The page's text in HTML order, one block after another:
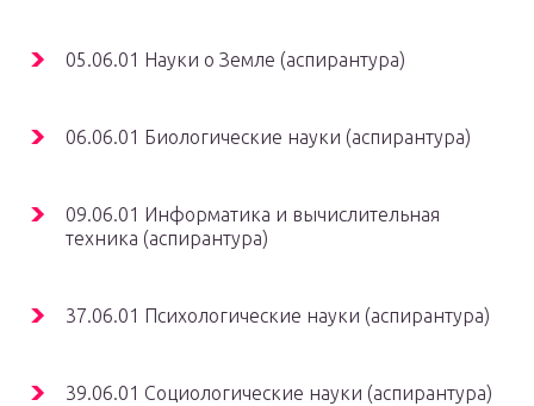
05.06.01 Науки о Земле (аспирантура)
06.06.01 Биологические науки (аспирантура)
09.06.01 Информатика и вычислительная
техника (аспирантура)
37.06.01 Психологические науки (аспирантура)
39.06.01 Социологические науки (аспирантура)